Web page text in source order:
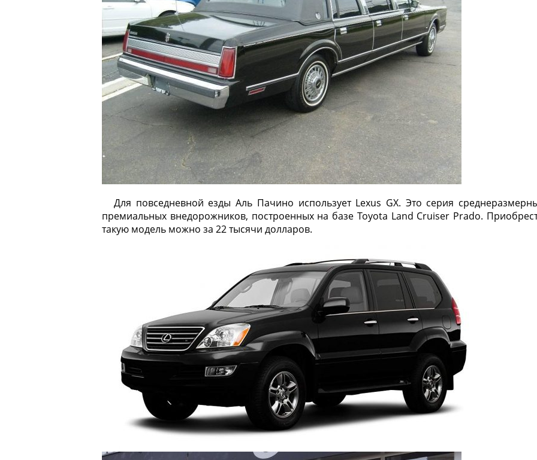
Для повседневной езды Аль Пачино использует Lexus GX. Это серия
премиальных внедорожников, построенных на базе Toyota Land Cruiser Prado.
такую модель можно за 22 тысячи долларов.